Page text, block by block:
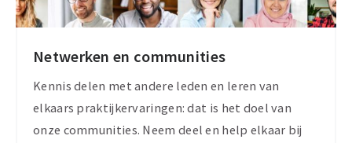
Netwerken en communities
Kennis delen met andere leden en leren van
elkaars praktijkervaringen: dat is het doel van
onze communities. Neem deel en help elkaar bij
Communities